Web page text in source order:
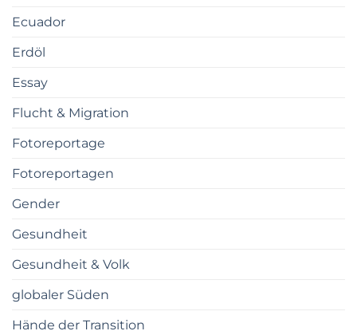
Ecuador
Erdöl
Essay
Flucht & Migration
Fotoreportage
Fotoreportagen
Gender
Gesundheit
Gesundheit & Volk
globaler Süden
Hände der Transition